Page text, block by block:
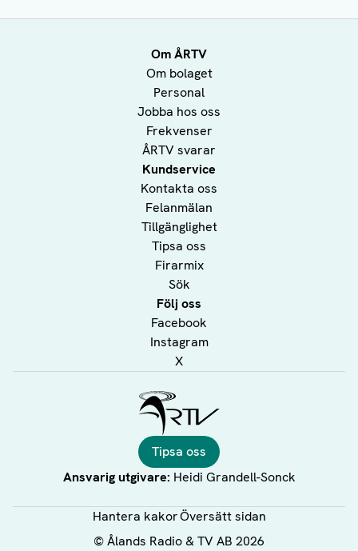
Om ÅRTV
Om bolaget
Personal
Jobba hos oss
Frekvenser
ÅRTV svarar
Kundservice
Kontakta oss
Felanmälan
Tillgänglighet
Tipsa oss
Firarmix
Sök
Följ oss
Facebook
Instagram
X
Tipsa oss
Ansvarig utgivare: Heidi Grandell-Sonck
Hantera kakorÖversätt sidan
©Ålands Radio & TV AB 2026